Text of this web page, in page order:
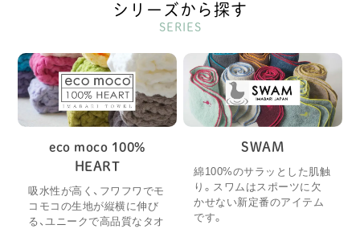
シリーズから探す
SERIES
eco moco 100%
HEART
吸水性が高く、フワフワでモ
コモコの生地が縦横に伸び
る、ユニークで高品質なタオ
SWAM
綿100%のサラッとした肌触
り。スワムはスポーツに欠
かせない新定番のアイテム
です。